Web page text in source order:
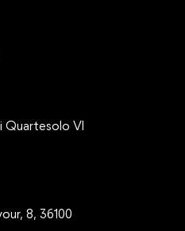
Quartesolo VI
8, 36100